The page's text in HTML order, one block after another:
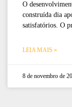
O
construída dia
satisfatórios. O
LEIA MAIS »
8 de novembro de